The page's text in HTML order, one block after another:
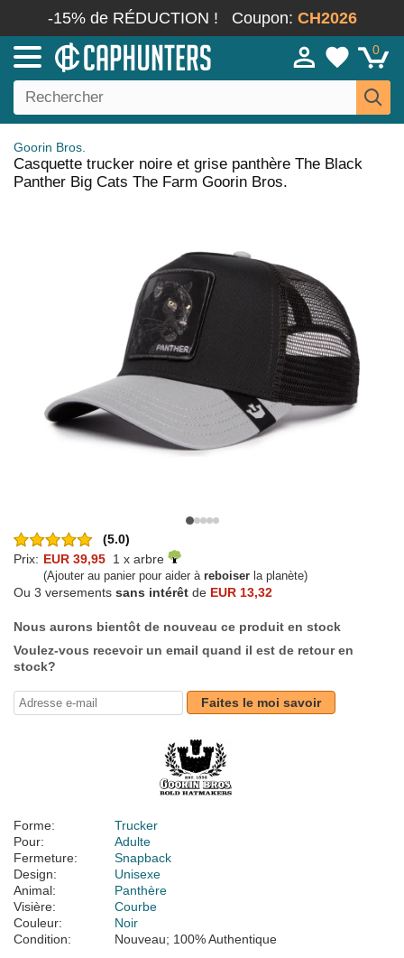
-15% de RÉDUCTION ! Coupon: CH2026
0
Goorin Bros.
Casquette trucker noire et grise panthère The Black
Panther Big Cats The Farm Goorin Bros.
(5.0)
Prix: EUR 39,95 1 x arbre
(Ajouter au panier pour aider à reboiser la planète)
Ou 3 versements sans intérêt de EUR 13,32
Nous aurons bientôt de nouveau ce produit en stock
Voulez-vous recevoir un email quand il est de retour en
stock?
Faites le moi savoir
Forme:
Trucker
Pour:
Adulte
Fermeture:
Snapback
Design:
Unisexe
Animal:
Panthère
Visière:
Courbe
Couleur:
Noir
Condition:
Nouveau; 100% Authentique